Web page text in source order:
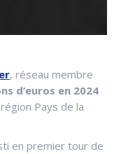
, réseau membre
d’euros en 2024
Pays de la
en premier tour de